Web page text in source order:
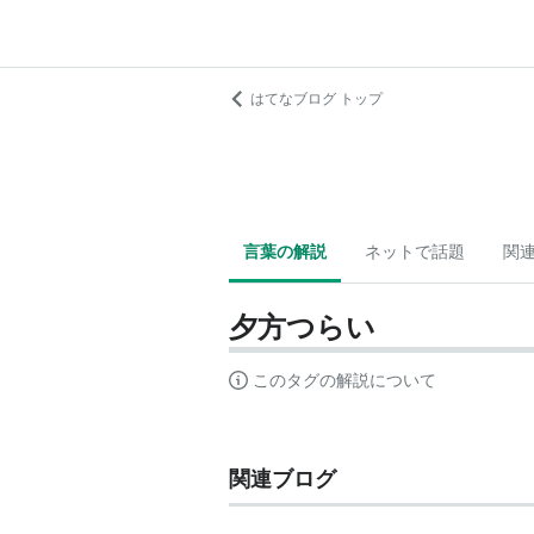
はてなブログ トップ
言葉の解説 ネットで話題 関
夕方つらい
このタグの解説について
関連ブログ